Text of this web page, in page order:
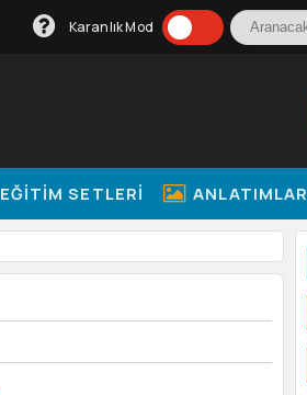
Karanlık Mod
EĞITIM SETLERI ANLATIMLAR